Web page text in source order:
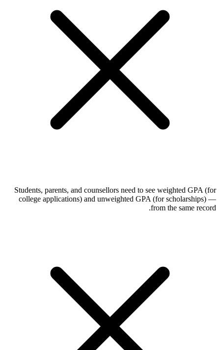
Students, parents, and counsellors need to see weighted GPA (for
college applications) and unweighted GPA (for scholarships) —
from the same record.